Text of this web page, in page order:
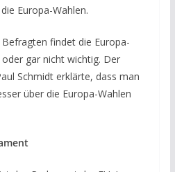
Europa-Wahlen.
findet die Europa-
gar nicht wichtig. Der
Schmidt erklärte, dass man
über die Europa-Wahlen